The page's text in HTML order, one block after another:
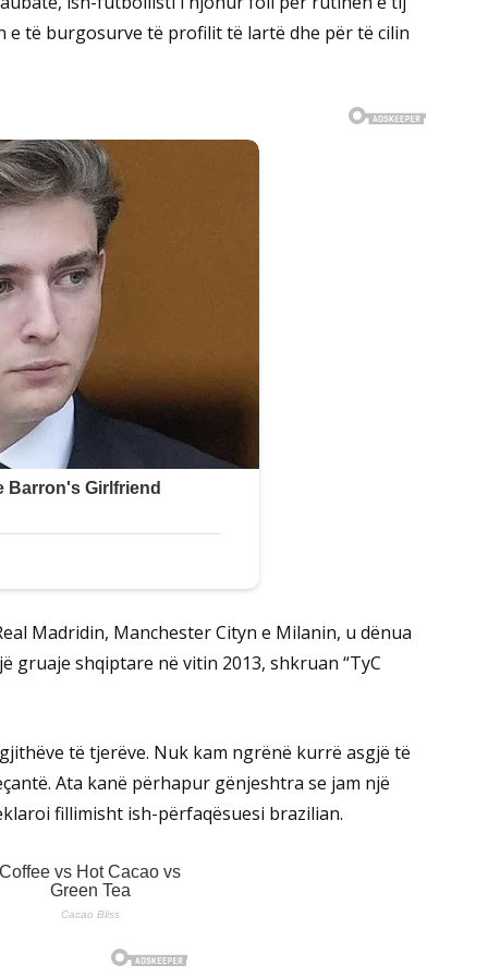
të burgosurve të profilit të lartë dhe për të cilin
Madridin, Manchester Cityn e Milanin, u dënua
shqiptare në vitin 2013, shkruan “TyC
të tjerëve. Nuk kam ngrënë kurrë asgjë të
Ata kanë përhapur gënjeshtra se jam një
fillimisht ish-përfaqësuesi brazilian.